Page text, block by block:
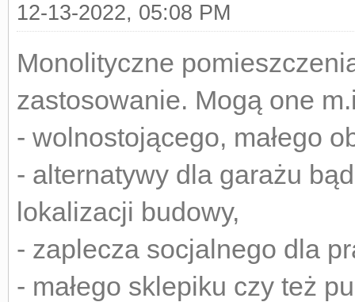
12-13-2022, 05:08 PM
Monolityczne
zastosowanie. Mogą one
- wolnostojącego, małego
- alternatywy dla garażu
lokalizacji budowy,
- zaplecza socjalnego dla
- małego sklepiku czy też